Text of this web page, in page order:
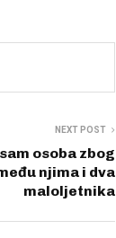
NEXT POST
osoba zbog
njima i dva
maloljetnika